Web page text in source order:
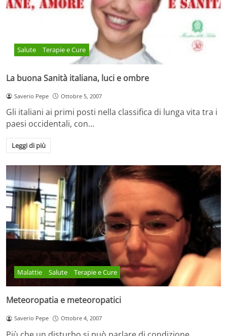
Salute Terapie e Cure
La buona Sanità italiana, luci e ombre
Saverio Pepe Ottobre 5, 2007
Gli italiani ai primi posti nella classifica di lunga vita tra i
paesi occidentali, con…
Leggi di più
Malattie Salute Terapie e Cure
Meteoropatia e meteoropatici
Saverio Pepe Ottobre 4, 2007